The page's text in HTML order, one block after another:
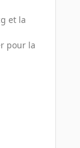
et la
pour la